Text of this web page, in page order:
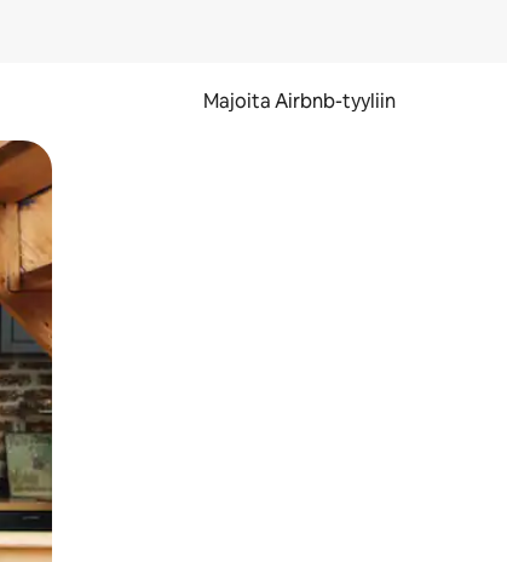
Majoita Airbnb-tyyliin